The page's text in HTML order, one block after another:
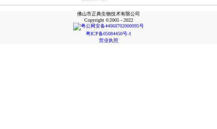
先进基层党组织，中共佛山市正典生物
技术有限公司支部委员会被评为佛山市
新兴领域先进基层党组织。
佛山市正典生物技术有限公司
Copyright ©2005 - 2022
粤公网安备44060702000095号
粤ICP备05084450号-1
营业执照